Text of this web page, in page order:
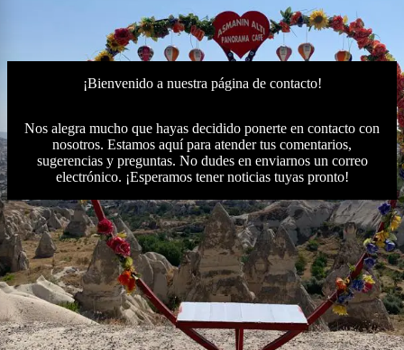
¡Bienvenido a nuestra página de contacto!
Nos alegra mucho que hayas decidido ponerte en contacto con
nosotros. Estamos aquí para atender tus comentarios,
sugerencias y preguntas. No dudes en enviarnos un correo
electrónico. ¡Esperamos tener noticias tuyas pronto!